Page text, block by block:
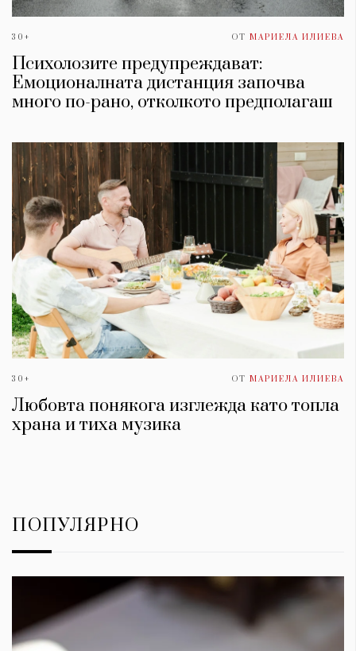
30+ ОТ МАРИЕЛА ИЛИЕВА
Психолозите предупреждават:
Емоционалната дистанция започва
много по-рано, отколкото предполагаш
30+ ОТ МАРИЕЛА ИЛИЕВА
Любовта понякога изглежда като топла
храна и тиха музика
ПОПУЛЯРНО